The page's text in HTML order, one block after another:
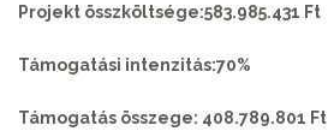
Projekt összköltsége:583.985.431 Ft
Támogatási intenzitás:70%
Támogatás összege: 408.789.801 Ft